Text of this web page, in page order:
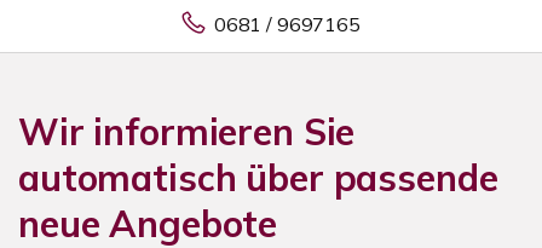
0681 / 9697165
Wir informieren Sie
automatisch über passende
neue Angebote